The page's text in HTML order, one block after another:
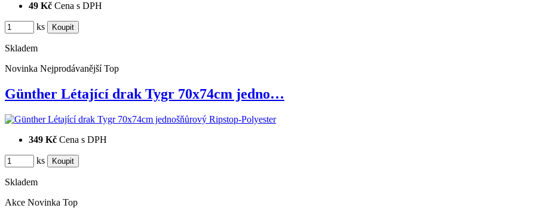
49 Kč Cena s DPH
ks
Skladem
Novinka Nejprodávanější Top
Günther Létající drak Tygr 70x74cm jedno…
349 Kč Cena s DPH
ks
Skladem
Akce Novinka Top